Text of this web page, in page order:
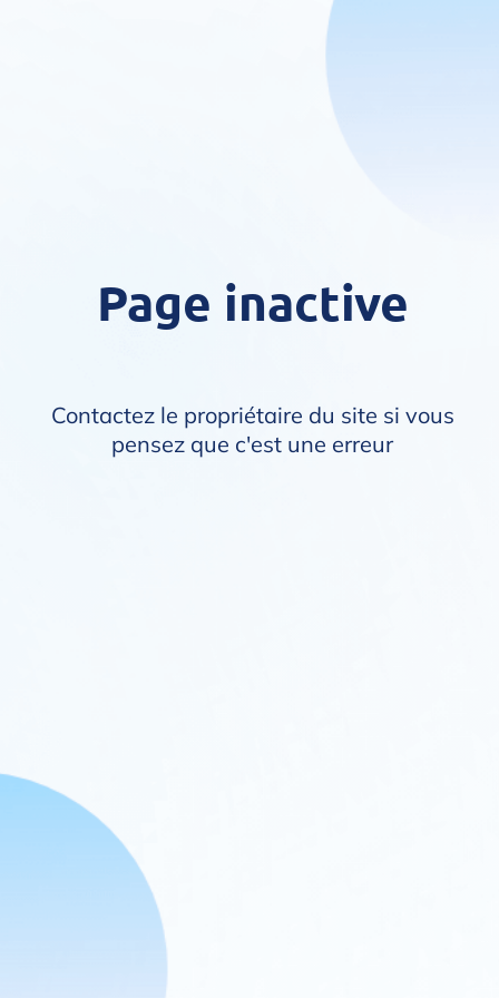
Page inactive
Contactez le propriétaire du site si vous
pensez que c'est une erreur